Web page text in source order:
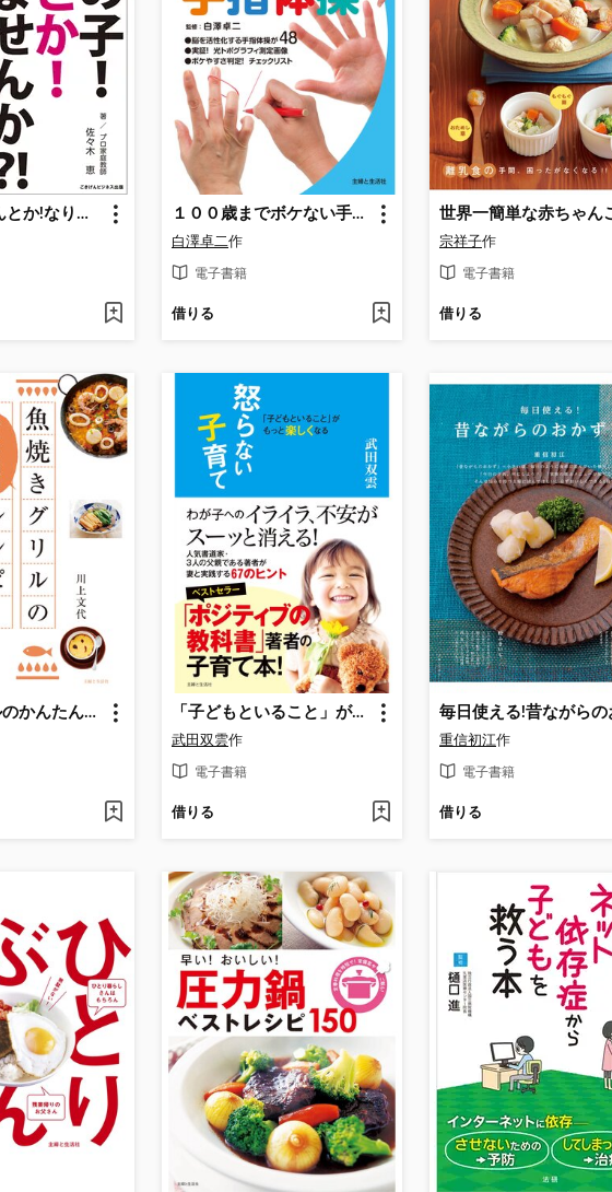
うちの子!なんとか!なりませんか? 勉強嫌いを克服して30点上げる4つの作戦 3つの勉強法 １００歳までボケない手指体操
白澤卓二作
電子書籍
借りる
宗祥子作
電子書籍
借りる
魚焼きグリルのかんたん絶品レシピ 「子どもといること」がもっと楽しくなる 怒らない子育て
武田双雲作
電子書籍
借りる
重信初江作
電子書籍
借りる